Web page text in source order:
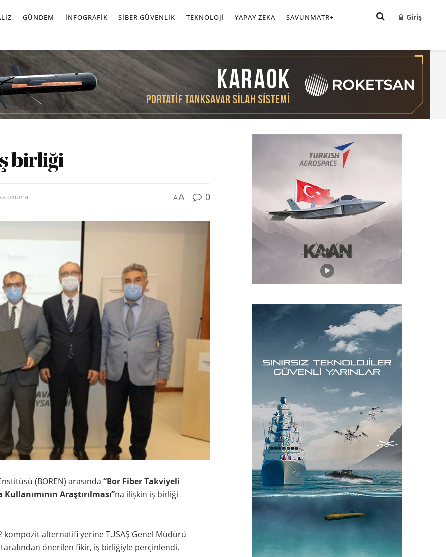
GÜNDEM İNFOGRAFIK SIBER GÜVENLIK TEKNOLOJI YAPAY ZEKA SAVUNMATR+ Giriş
birliği
okuma AA 0
(BOREN) arasında “Bor Fiber Takviyeli
Araştırılması”na ilişkin iş birliği
kompozit alternatifi yerine TUSAŞ Genel Müdürü
önerilen fikir, iş birliğiyle perçinlendi.